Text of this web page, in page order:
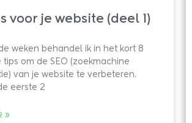
voor je website (deel 1)
weken behandel ik in het kort 8
tips om de SEO (zoekmachine
van je website te verbeteren.
eerste 2
»